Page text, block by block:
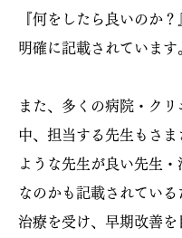
『何をしたら良いのか？
明確に記載されています
また、多くの病院・クリ
中、担当する先生もさま
ような先生が良い先生・
なのかも記載されている
治療を受け、早期改善を